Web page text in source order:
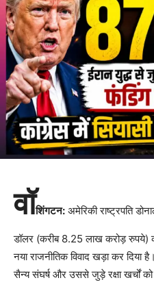
वॉशिंगटन: अमेरिकी राष्ट्रपति
डॉलर (करीब 8.25 लाख करोड़ रुपये)
नया राजनीतिक विवाद खड़ा कर
सैन्य संघर्ष और उससे जुड़े रक्षा खर्चों